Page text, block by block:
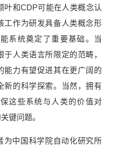
叶和CDP可能在人类概念认
工作为研发具备人类概念形
系统奠定了重要基础。当
人类语言所限定的范畴，
能力有望促进其在更广阔的
新的科学探索。当然，拥有
这些系统与人类的价值对
键问题。
为中国科学院自动化研究所